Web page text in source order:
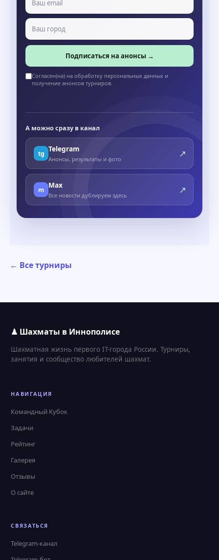
Подписаться на анонсы →
Согласен(на) на обработку персональных данных и
получение анонсов турниров.
А можно сразу в канал
tg Telegram
Анонсы, результаты и фото ↗
m Max
Все новости дублируем здесь ↗
← Все турниры
♟ Шахматы в Иннополисе
Шахматная жизнь первого IT-города России. Турниры,
занятия и сообщество любителей шахмат.
НАВИГАЦИЯ
Командный Кубок
Задачи
Рейтинг
Галерея
Отзывы
О сайте
СВЯЗАТЬСЯ
Telegram-канал